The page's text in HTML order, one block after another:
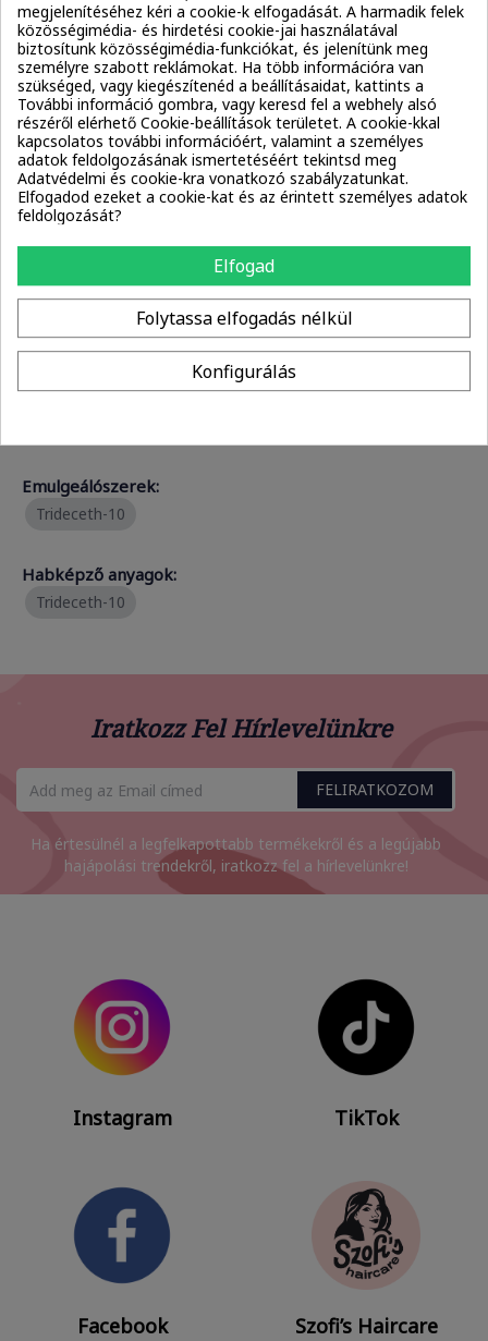
Illatanyagok:
Hexyl Cinnamal Limonene Linalool
Emolliensek:
Myristyl Alcohol
Antimikrobiális:
Phenoxyethanol
Propylene Glycol
Oldószerek:
Emulgeálószerek:
Trideceth-10
Habképző anyagok:
Trideceth-10
Iratkozz Fel Hírlevelünkre
FELIRATKOZOM
Ha értesülnél a legfelkapottabb termékekről és a legújabb
hajápolási trendekről, iratkozz fel a hírlevelünkre!
Instagram TikTok
Facebook Szofi’s Haircare
megjelenítéséhez kéri a cookie-k elfogadását. A harmadik felek
közösségimédia- és hirdetési cookie-jai használatával
biztosítunk közösségimédia-funkciókat, és jelenítünk meg
személyre szabott reklámokat. Ha több információra van
szükséged, vagy kiegészítenéd a beállításaidat, kattints a
További információ gombra, vagy keresd fel a webhely alsó
részéről elérhető Cookie-beállítások területet. A cookie-kkal
kapcsolatos további információért, valamint a személyes
adatok feldolgozásának ismertetéséért tekintsd meg
Adatvédelmi és cookie-kra vonatkozó szabályzatunkat.
Elfogadod ezeket a cookie-kat és az érintett személyes adatok
feldolgozását?
Elfogad
Folytassa elfogadás nélkül
Konfigurálás